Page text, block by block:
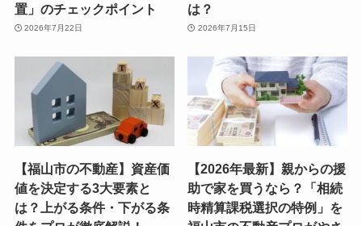
置」のチェックポイント
2026年7月22日
は？
2026年7月15日
【福山市の不動産】資産価
値を決定する3大要素と
は？上がる条件・下がる条
【2026年最新】親からの援
助で家を買うなら？「相続
時精算課税選択の特例」を